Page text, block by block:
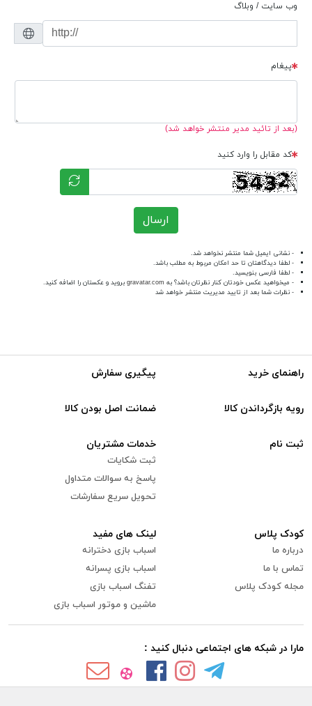
وب سایت / وبلاگ
پیغام
(بعد از تائید مدیر منتشر خواهد شد)
کد مقابل را وارد کنید
ارسال
- نشانی ایمیل شما منتشر نخواهد شد.
- لطفا دیدگاهتان تا حد امکان مربوط به مطلب باشد.
- لطفا فارسی بنویسید.
- میخواهید عکس خودتان کنار نظرتان باشد؟ به gravatar.com بروید و عکستان را اضافه کنید.
- نظرات شما بعد از تایید مدیریت منتشر خواهد شد
راهنمای خرید پیگیری سفارش
رویه بازگرداندن کالا ضمانت اصل بودن کالا
ثبت نام خدمات مشتریان
ثبت شکایات
پاسخ به سوالات متداول
تحویل سریع سفارشات
کودک پلاس
درباره ما
تماس با ما
مجله کودک پلاس
لینک های مفید
اسباب بازی دخترانه
اسباب بازی پسرانه
تفنگ اسباب بازی
ماشین و موتور اسباب بازی
مارا در شبکه های اجتماعی دنبال کنید :